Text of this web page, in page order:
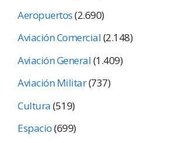
Aeropuertos(2.690)
Aviación Comercial(2.148)
Aviación General(1.409)
Aviación Militar(737)
Cultura(519)
Espacio(699)